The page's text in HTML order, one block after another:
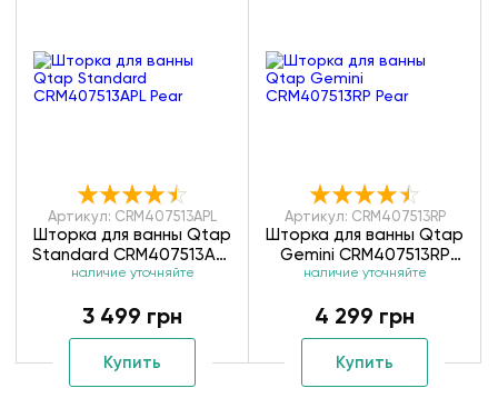
Артикул: CRM407513APL
Шторка для ванны Qtap
Standard CRM407513APL
Pear
наличие уточняйте
3 499 грн
Купить
Артикул: CRM407513RP
Шторка для ванны Qtap
Gemini CRM407513RP
Pear
наличие уточняйте
4 299 грн
Купить